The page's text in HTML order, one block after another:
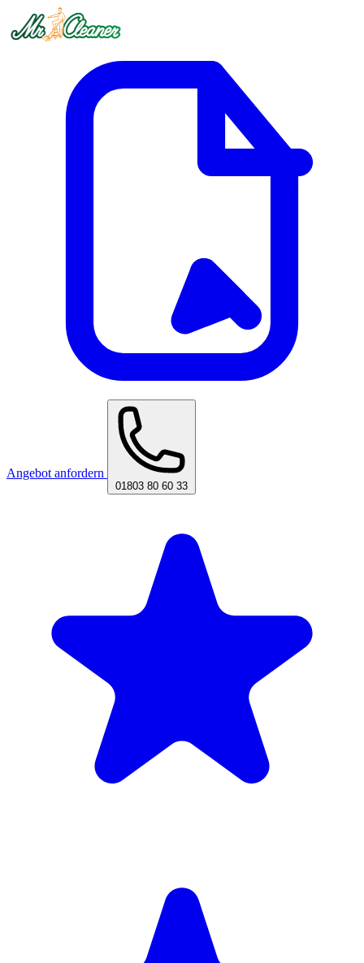
Angebot anfordern
01803 80 60 33